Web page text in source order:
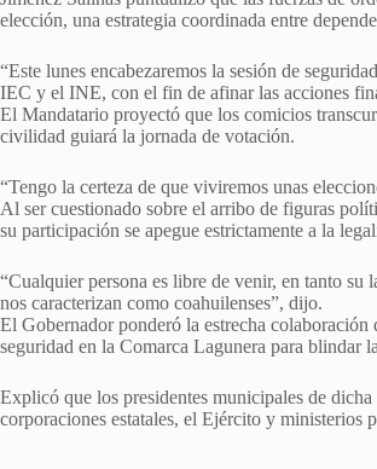
elección, una estrategia coordinada entre
“Este lunes encabezaremos la sesión de
IEC y el INE, con el fin de afinar las acciones
El Mandatario proyectó que los comicios
civilidad guiará la jornada de votación.
“Tengo la certeza de que viviremos unas
Al ser cuestionado sobre el arribo de figuras
su participación se apegue estrictamente a la
“Cualquier persona es libre de venir, en tanto su
nos caracterizan como coahuilenses”, dijo.
El Gobernador ponderó la estrecha
seguridad en la Comarca Lagunera para blindar
Explicó que los presidentes municipales de
corporaciones estatales, el Ejército y ministerios